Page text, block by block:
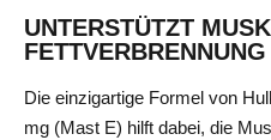
UNTERSTÜTZT
FETTVERBRENNUNG
Die einzigartige Formel von
mg (Mast E) hilft dabei, die